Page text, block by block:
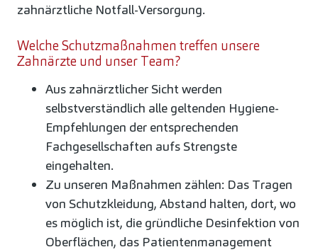
zahnärztliche Notfall-Versorgung.
Welche Schutzmaßnahmen treffen unsere
Zahnärzte und unser Team?
Aus zahnärztlicher Sicht werden
selbstverständlich alle geltenden Hygiene-
Empfehlungen der entsprechenden
Fachgesellschaften aufs Strengste
eingehalten.
Zu unseren Maßnahmen zählen: Das Tragen
von Schutzkleidung, Abstand halten, dort, wo
es möglich ist, die gründliche Desinfektion von
Oberflächen, das Patientenmanagement